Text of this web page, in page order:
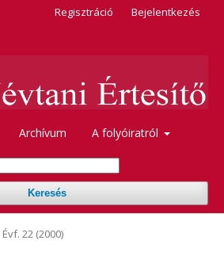
Archívum A folyóiratról
Keresés
Regisztráció Bejelentkezés
Évf. 22 (2000)